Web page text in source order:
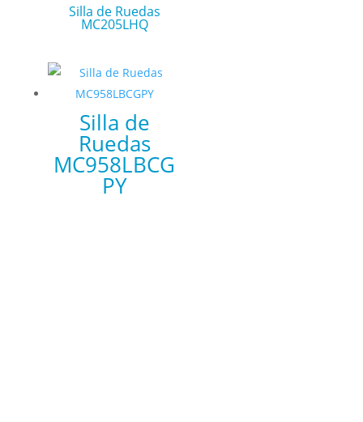
Silla de Ruedas
MC205LHQ
Silla de
Ruedas
MC958LBCG
PY